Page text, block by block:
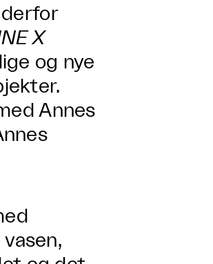
X
og nye
Annes